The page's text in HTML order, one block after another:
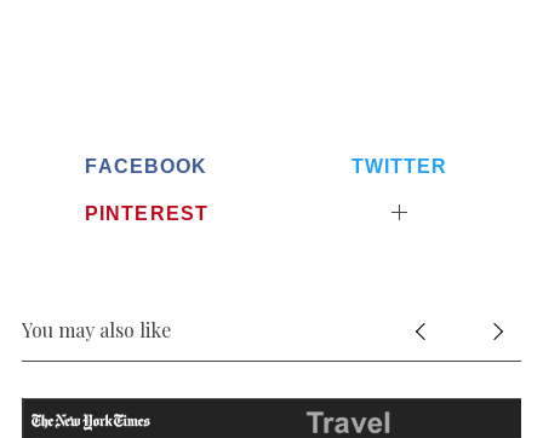
FACEBOOK TWITTER
PINTEREST
You may also like